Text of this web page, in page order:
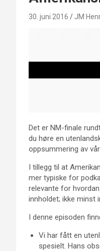
30. juni 2016 JM
Det er NM-finale
du høre en
oppsummering av
I tillegg til at
mer typiske for
relevante for
innholdet; ikke minst
I denne episoden
Vi har fått en
spesielt. Hans